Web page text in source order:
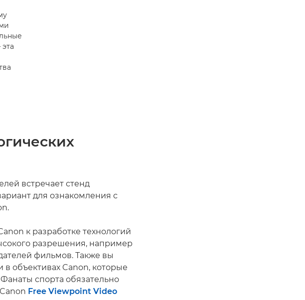
встречает стенд
для ознакомления с
к разработке технологий
разрешения, например
фильмов. Также вы
объективах Canon, которые
спорта обязательно
Free Viewpoint Video